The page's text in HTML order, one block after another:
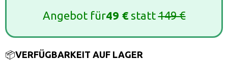
Angebot für49 € statt149 €
📦VERFÜGBARKEIT AUF LAGER